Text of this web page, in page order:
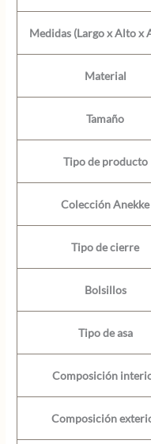
Medidas (Largo x Alto x
Material
Tamaño
Tipo de producto
Colección Anekke
Tipo de cierre
Bolsillos
Tipo de asa
Composición
Composición